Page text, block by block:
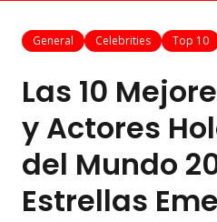
General Celebrities Top 10
Las 10
y Actores
del Mundo
Estrellas